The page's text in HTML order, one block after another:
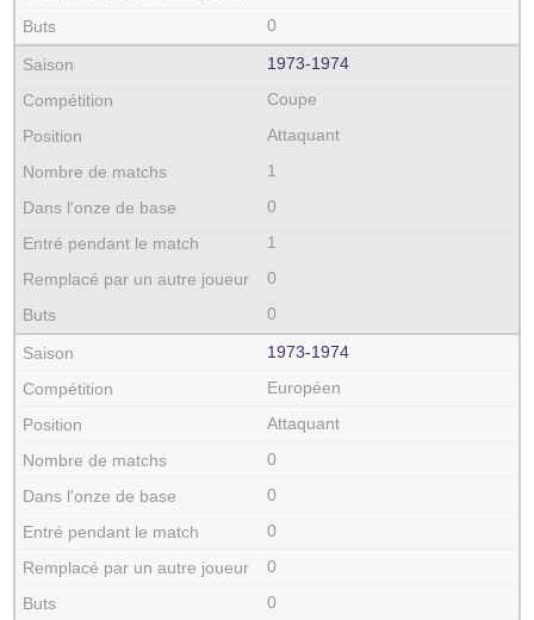
0
1973‑1974
Coupe
Attaquant
1
0
1
0
0
1973‑1974
Européen
Attaquant
0
0
0
0
0